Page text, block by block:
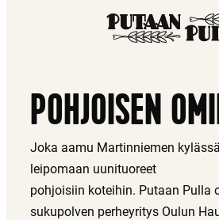
POHJOISEN
Joka aamu Martinniemen
leipomaan uunituoreet
pohjoisiin koteihin. Putaan Pulla
sukupolven perheyritys Oulun